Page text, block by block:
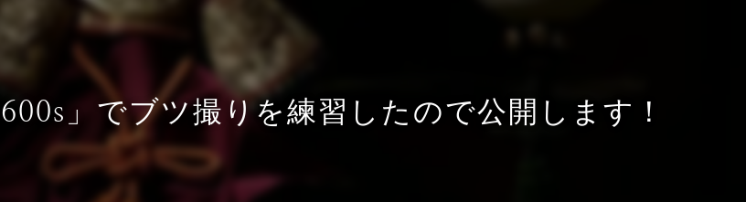
」でブツ撮りを練習したので公開します！